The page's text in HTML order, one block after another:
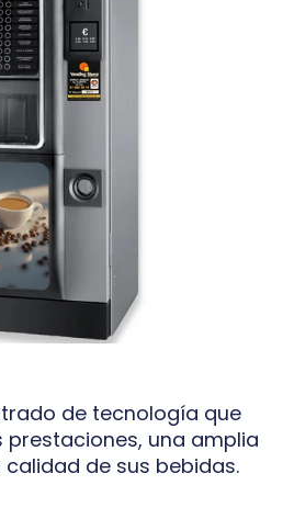
de tecnología que
prestaciones, una amplia
de sus bebidas.